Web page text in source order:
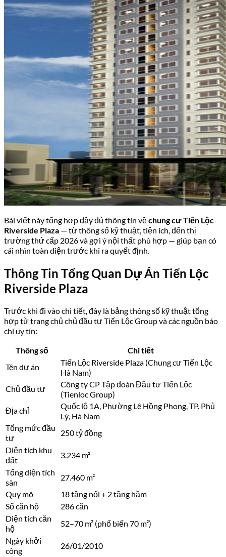
Bài viết này tổng hợp đầy đủ thông tin vềchung cư Tiến Lộc
Riverside Plaza — từ thông số kỹ thuật, tiện ích, đến thị
trường thứ cấp 2026 và gợi ý nội thất phù hợp — giúp bạn có
cái nhìn toàn diện trước khi ra quyết định.
Thông Tin Tổng Quan Dự Án Tiến Lộc
Riverside Plaza
Trước khi đi vào chi tiết, đây là bảng thông số kỹ thuật tổng
hợp từ trang chủ chủ đầu tư Tiến Lộc Group và các nguồn báo
chí uy tín:
Thông số
Chi tiết
Tên dự án
Tiến Lộc Riverside Plaza (Chung cư Tiến Lộc
Hà Nam)
Chủ đầu tư
Công ty CP Tập đoàn Đầu tư Tiến Lộc
(Tienloc Group)
Địa chỉ
Quốc lộ 1A, Phường Lê Hồng Phong, TP. Phủ
Lý, Hà Nam
Tổng mức đầu
tư
250 tỷ đồng
Diện tích khu
đất
3.234 m²
Tổng diện tích
sàn
27.460 m²
Quy mô
18 tầng nổi + 2 tầng hầm
Số căn hộ
286 căn
Diện tích căn
hộ
52–70 m² (phổ biến 70 m²)
Ngày khởi
công
26/01/2010